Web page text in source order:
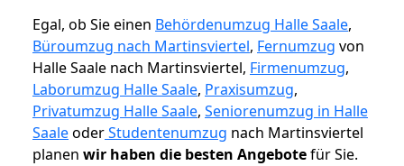
Egal, ob Sie einen Behördenumzug Halle Saale,
Büroumzug nach Martinsviertel, Fernumzug von
Halle Saale nach Martinsviertel, Firmenumzug,
Laborumzug Halle Saale, Praxisumzug,
Privatumzug Halle Saale, Seniorenumzug in Halle
SaaleoderStudentenumzug nach Martinsviertel
planen wir haben die besten Angebotefür Sie.